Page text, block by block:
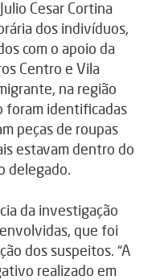
Cesar Cortina
dos indivíduos,
com o apoio da
Centro e Vila
na região
foram identificadas
peças de roupas
estavam dentro do
delegado.
da investigação
que foi
dos suspeitos. “A
realizado em